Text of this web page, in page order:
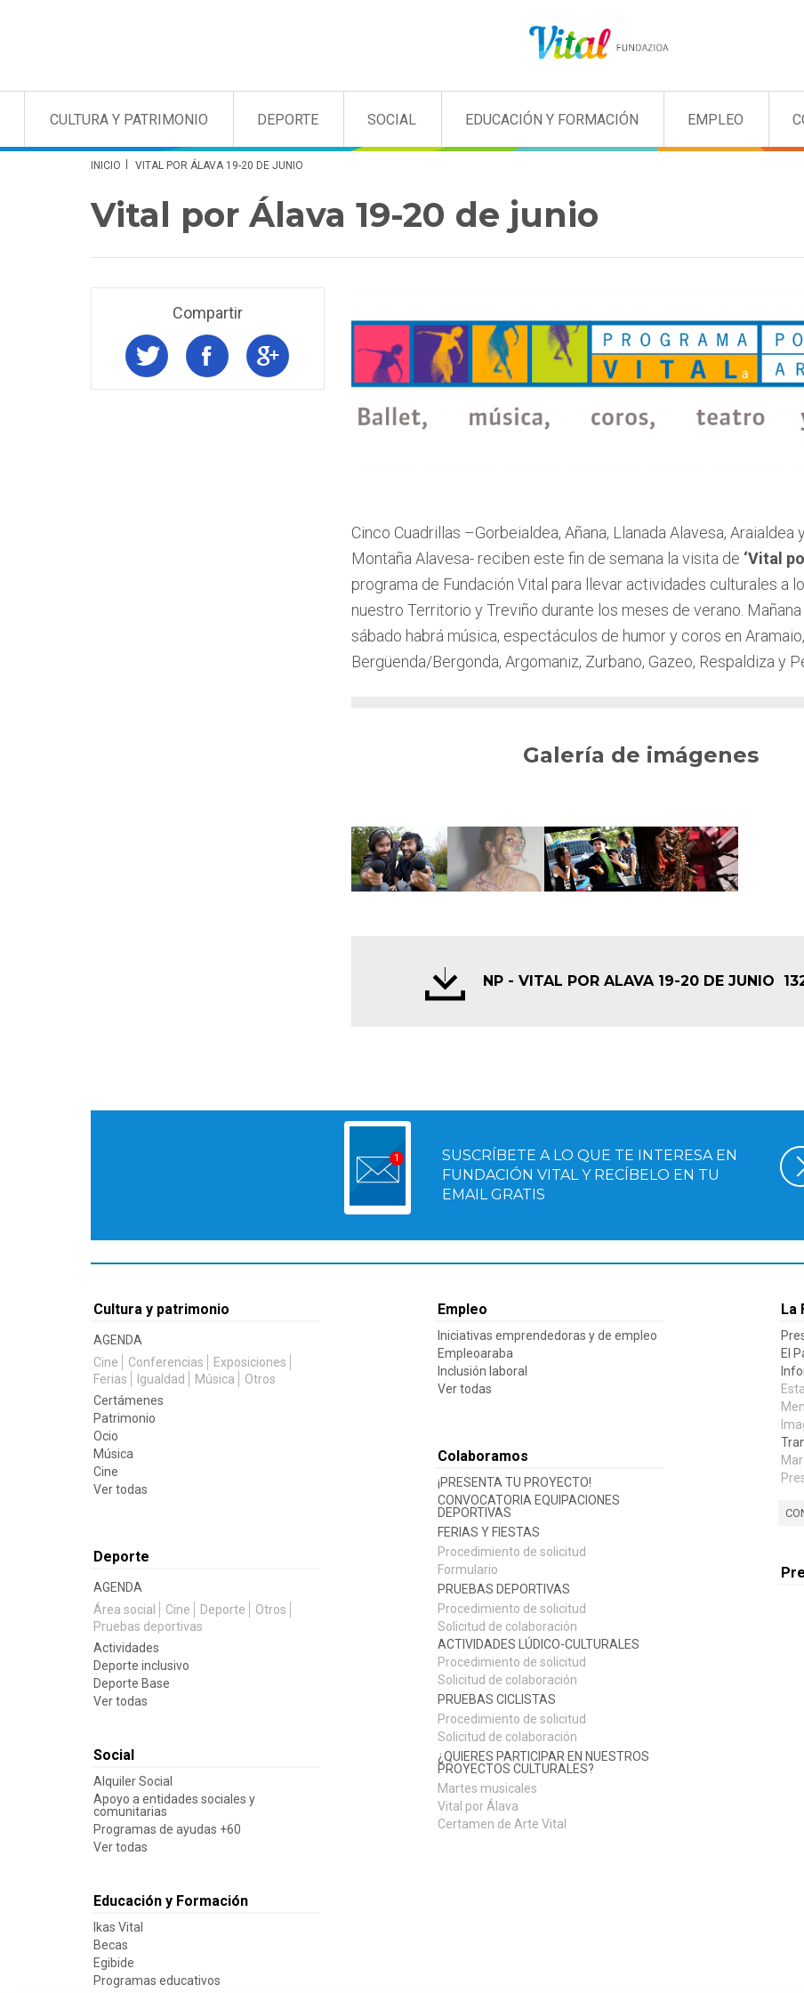
CULTURA Y PATRIMONIO DEPORTE SOCIAL EDUCACIÓN Y FORMACIÓN EMPLEO
INICIO VITAL POR ÁLAVA 19-20 DE JUNIO
Vital por Álava 19-20 de junio
Compartir
Cinco Cuadrillas –Gorbeialdea, Añana, Llanada Alavesa, Araialdea
Montaña Alavesa- reciben este fin de semana la visita de ‘Vital
programa de Fundación Vital para llevar actividades culturales a
nuestro Territorio y Treviño durante los meses de verano.
sábado habrá música, espectáculos de humor y coros en Aramaio,
Bergüenda/Bergonda, Argomaniz, Zurbano, Gazeo, Respaldiza y
Galería de imágenes
NP - VITAL POR ALAVA 19-20 DE JUNIO
SUSCRÍBETE A LO QUE TE INTERESA EN
FUNDACIÓN VITAL Y RECÍBELO EN TU
EMAIL GRATIS
Cultura y patrimonio
AGENDA
Cine
Conferencias
Exposiciones
Ferias
Igualdad Música
Otros
Certámenes
Patrimonio
Ocio
Música
Cine
Ver todas
Deporte
AGENDA
Área social
Cine Deporte
Otros
Pruebas deportivas
Actividades
Deporte inclusivo
Deporte Base
Ver todas
Social
Alquiler Social
Apoyo a entidades sociales y
comunitarias
Programas de ayudas +60
Ver todas
Educación y Formación
Ikas Vital
Becas
Egibide
Programas educativos
Empleo
Iniciativas emprendedoras y de empleo
Empleoaraba
Inclusión laboral
Ver todas
Colaboramos
¡PRESENTA TU PROYECTO!
CONVOCATORIA EQUIPACIONES
DEPORTIVAS
FERIAS Y FIESTAS
Procedimiento de solicitud
Formulario
PRUEBAS DEPORTIVAS
Procedimiento de solicitud
Solicitud de colaboración
ACTIVIDADES LÚDICO-CULTURALES
Procedimiento de solicitud
Solicitud de colaboración
PRUEBAS CICLISTAS
Procedimiento de solicitud
Solicitud de colaboración
¿QUIERES PARTICIPAR EN NUESTROS
PROYECTOS CULTURALES?
Martes musicales
Vital por Álava
Certamen de Arte Vital
La
El